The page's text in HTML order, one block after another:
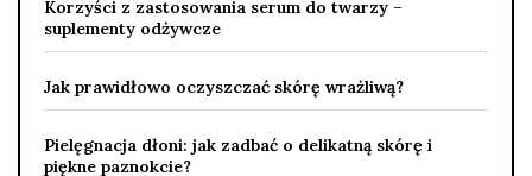
Korzyści z zastosowania serum do twarzy –
suplementy odżywcze
Jak prawidłowo oczyszczać skórę wrażliwą?
Pielęgnacja dłoni: jak zadbać o delikatną skórę i
piękne paznokcie?